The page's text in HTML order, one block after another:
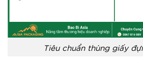
Tiêu chuẩn thùng giấy